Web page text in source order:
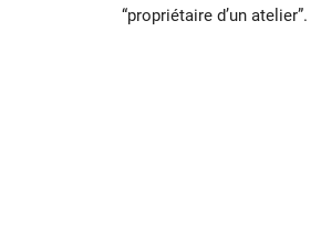
“propriétaire d’un atelier”.